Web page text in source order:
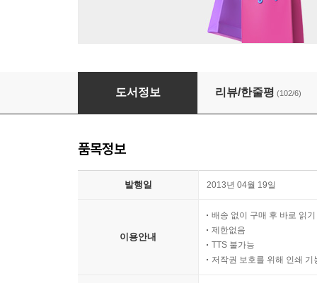
도서정보 리뷰/한줄평 (102/6)
품목정보
발행일 2013년 04월 19일
이용안내
배송 없이 구매 후 바로 읽기
제한없음
TTS 불가능
저작권 보호를 위해 인쇄 기